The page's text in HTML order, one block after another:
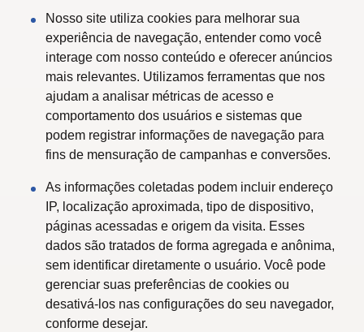
Nosso site utiliza cookies para melhorar sua
experiência de navegação, entender como você
interage com nosso conteúdo e oferecer anúncios
mais relevantes. Utilizamos ferramentas que nos
ajudam a analisar métricas de acesso e
comportamento dos usuários e sistemas que
podem registrar informações de navegação para
fins de mensuração de campanhas e conversões.
As informações coletadas podem incluir endereço
IP, localização aproximada, tipo de dispositivo,
páginas acessadas e origem da visita. Esses
dados são tratados de forma agregada e anônima,
sem identificar diretamente o usuário. Você pode
gerenciar suas preferências de cookies ou
desativá-los nas configurações do seu navegador,
conforme desejar.